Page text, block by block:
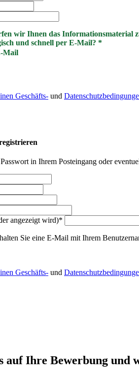
wir Ihnen das Informationsmaterial
und schnell per E-Mail? *
Mail
Geschäfts- und
in Ihrem Posteingang oder
angezeigt wird)*
Sie eine E-Mail mit Ihrem
Geschäfts- und
auf Ihre Bewerbung und